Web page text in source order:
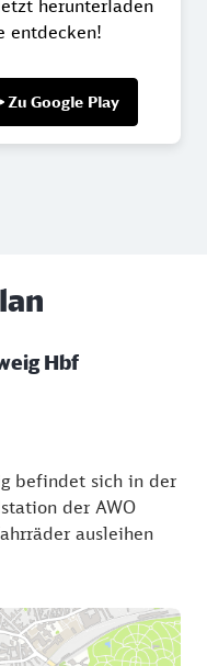
herunterladen
entdecken!
Zu Google Play
Hbf
befindet sich in der
der AWO
ausleihen